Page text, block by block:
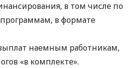
в том числе по
в формате
наемным работникам,
«в комплекте».